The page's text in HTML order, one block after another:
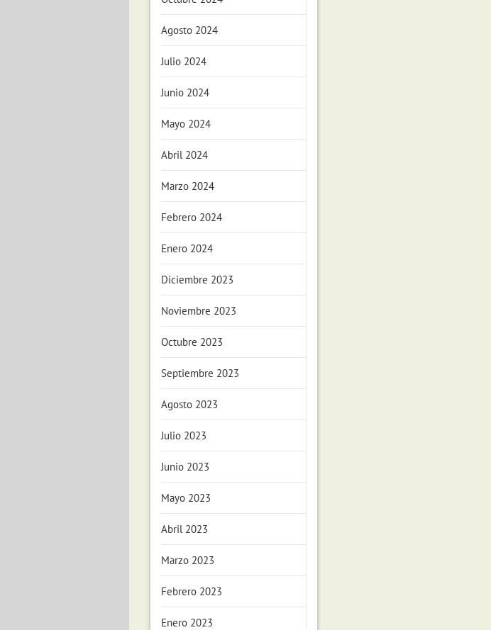
Agosto 2024
Julio 2024
Junio 2024
Mayo 2024
Abril 2024
Marzo 2024
Febrero 2024
Enero 2024
Diciembre 2023
Noviembre 2023
Octubre 2023
Septiembre 2023
Agosto 2023
Julio 2023
Junio 2023
Mayo 2023
Abril 2023
Marzo 2023
Febrero 2023
Enero 2023